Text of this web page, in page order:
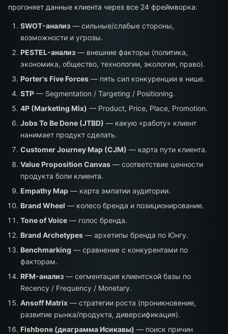
прогоняет данные клиента через все 24 фреймворка:
SWOT-анализ — сильные/слабые стороны,
возможности и угрозы.
PESTEL-анализ — внешние факторы (политика,
экономика, общество, технологии, экология, право).
Porter's Five Forces — пять сил конкуренции в нише.
STP — Segmentation / Targeting / Positioning.
4P (Marketing Mix) — Product, Price, Place, Promotion.
Jobs To Be Done (JTBD) — какую «работу» клиент
нанимает продукт сделать.
Customer Journey Map (CJM) — карта пути клиента.
Value Proposition Canvas — соответствие ценности
продукта боли клиента.
Empathy Map — карта эмпатии аудитории.
Brand Wheel — колесо бренда и позиционирование.
Tone of Voice — голос бренда.
Brand Archetypes — архетипы бренда по Юнгу.
Benchmarking — сравнение с конкурентами по
факторам.
RFM-анализ — сегментация клиентской базы по
Recency / Frequency / Monetary.
Ansoff Matrix — стратегии роста (проникновение,
развитие рынка/продукта, диверсификация).
Fishbone (диаграмма Исикавы) — поиск причин